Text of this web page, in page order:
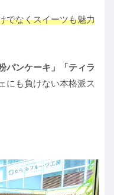
でなくスイーツも魅力
パンケーキ」「ティラ
にも負けない本格派ス